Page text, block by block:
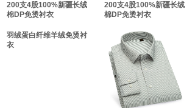
200支4股100%新疆长绒
棉DP免烫衬衣
200支4股100%新疆长绒
棉DP免烫衬衣
羽绒蛋白纤维羊绒免烫衬
衣